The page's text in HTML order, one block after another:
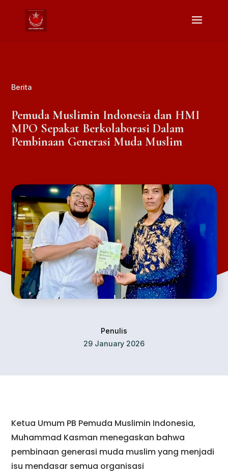
Berita
Pemuda Muslimin Indonesia dan HMI
MPO Sepakat Berkolaborasi Dalam
Pembinaan Generasi Muda Muslim
Penulis
29 January 2026
Ketua Umum PB Pemuda Muslimin Indonesia,
Muhammad Kasman menegaskan bahwa
pembinaan generasi muda muslim yang menjadi
isu mendasar semua organisasi